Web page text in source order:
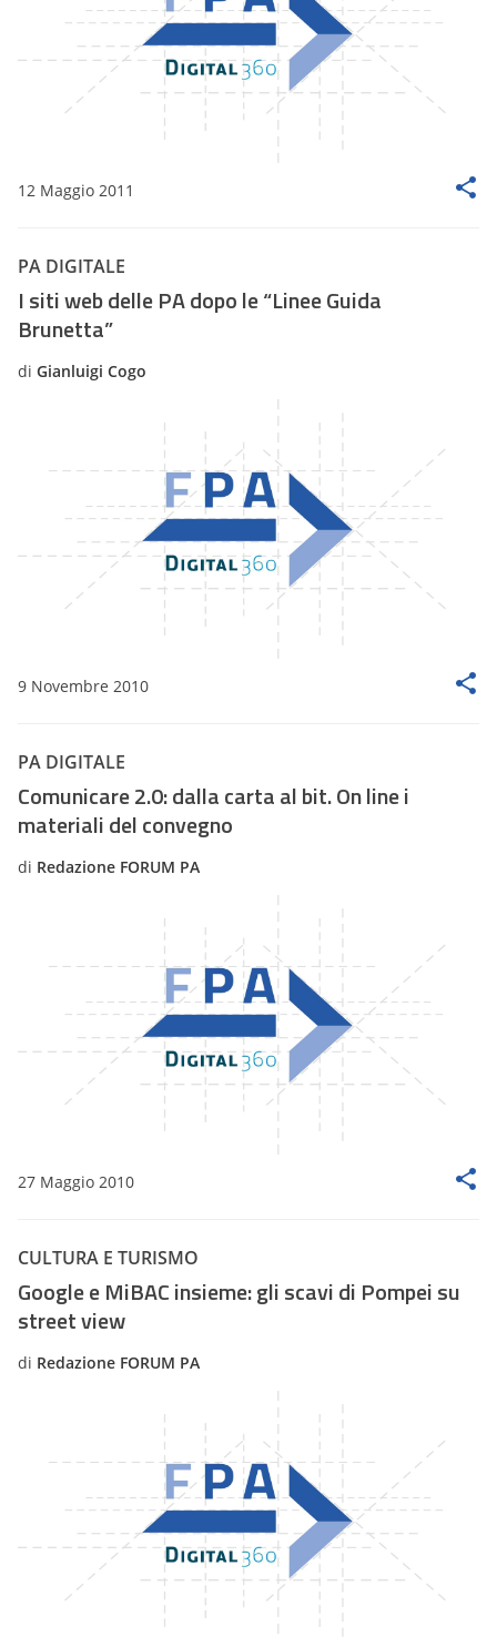
12 Maggio 2011
PA DIGITALE
I siti web delle PA dopo le “Linee Guida
Brunetta”
di Gianluigi Cogo
9 Novembre 2010
PA DIGITALE
Comunicare 2.0: dalla carta al bit. On line i
materiali del convegno
di Redazione FORUM PA
27 Maggio 2010
CULTURA E TURISMO
Google e MiBAC insieme: gli scavi di Pompei su
street view
di Redazione FORUM PA